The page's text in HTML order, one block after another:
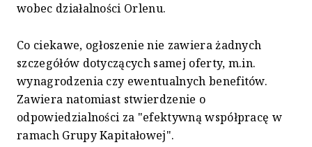
wobec działalności Orlenu.
Co ciekawe, ogłoszenie nie zawiera żadnych
szczegółów dotyczących samej oferty, m.in.
wynagrodzenia czy ewentualnych benefitów.
Zawiera natomiast stwierdzenie o
odpowiedzialności za "efektywną współpracę w
ramach Grupy Kapitałowej".